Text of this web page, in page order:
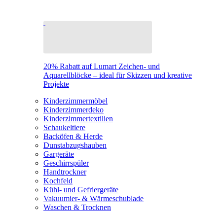
20% Rabatt auf Lumart Zeichen- und
Aquarellblöcke – ideal für Skizzen und kreative
Projekte
Kinderzimmermöbel
Kinderzimmerdeko
Kinderzimmertextilien
Schaukeltiere
Backöfen & Herde
Dunstabzugshauben
Gargeräte
Geschirrspüler
Handtrockner
Kochfeld
Kühl- und Gefriergeräte
Vakuumier- & Wärmeschublade
Waschen & Trocknen